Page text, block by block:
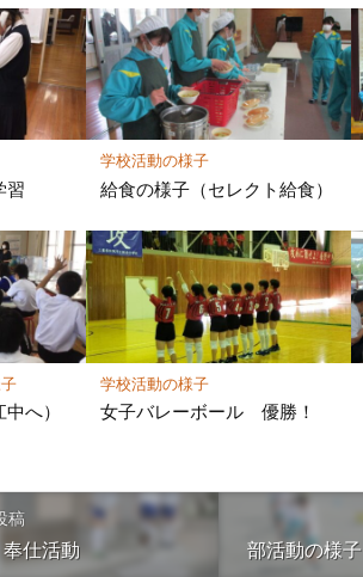
マ
ー
ク
に
保
習
学校活動の様子
給食の様子（セレクト給食）
へ）
学校活動の様子
女子バレーボール 優勝！
稿
仕活動 部活動の様子